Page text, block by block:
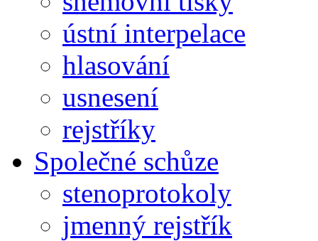
ústní interpelace
hlasování
usnesení
rejstříky
Společné schůze
stenoprotokoly
jmenný rejstřík